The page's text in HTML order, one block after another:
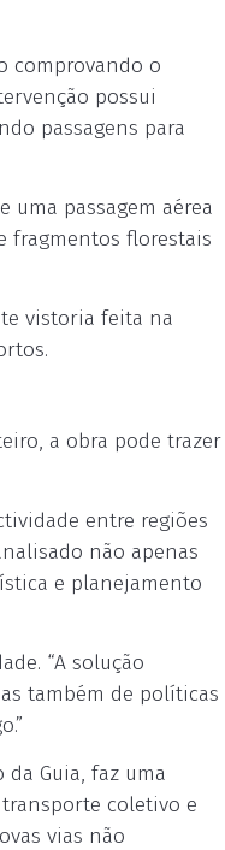
comprovando o
possui
passagens para
uma passagem aérea
fragmentos florestais
vistoria feita na
a obra pode trazer
entre regiões
não apenas
e planejamento
“A solução
também de políticas
Guia, faz uma
coletivo e
vias não